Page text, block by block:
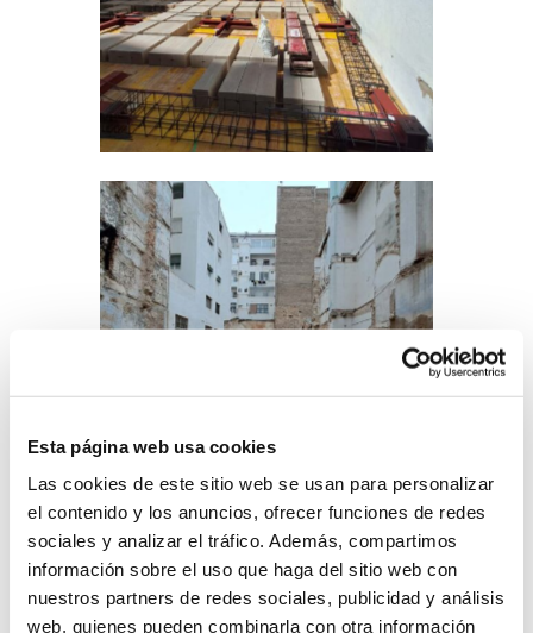
Esta página web usa cookies
Las cookies de este sitio web se usan para personalizar
el contenido y los anuncios, ofrecer funciones de redes
sociales y analizar el tráfico. Además, compartimos
información sobre el uso que haga del sitio web con
nuestros partners de redes sociales, publicidad y análisis
web, quienes pueden combinarla con otra información